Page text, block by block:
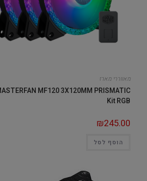
מאווררי מארז
MF120 3X120MM PRISMATIC
Kit RGB
₪245.00
הוסף לסל